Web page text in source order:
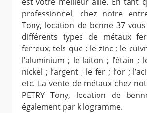
professionnel, chez notre
Tony, location de benne 37
différents types de métaux
ferreux, tels que : le zinc ; le
l’aluminium ; le laiton ; l’étain ;
nickel ; l’argent ; le fer ; l’or ;
etc. La vente de métaux chez
PETRY Tony, location de
également par kilogramme.